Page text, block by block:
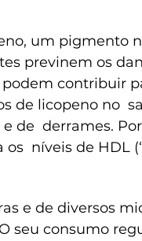
um pigmento
previnem os
contribuir
de licopeno no
de  derrames.
níveis de HDL
e de diversos
seu consumo